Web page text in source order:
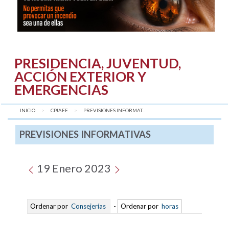
PRESIDENCIA, JUVENTUD,
ACCIÓN EXTERIOR Y
EMERGENCIAS
INICIO CPJAEE AQUÍ:
PREVISIONES INFORMAT...
PREVISIONES INFORMATIVAS
19 Enero 2023
Ordenar por Consejerías - Ordenar por horas